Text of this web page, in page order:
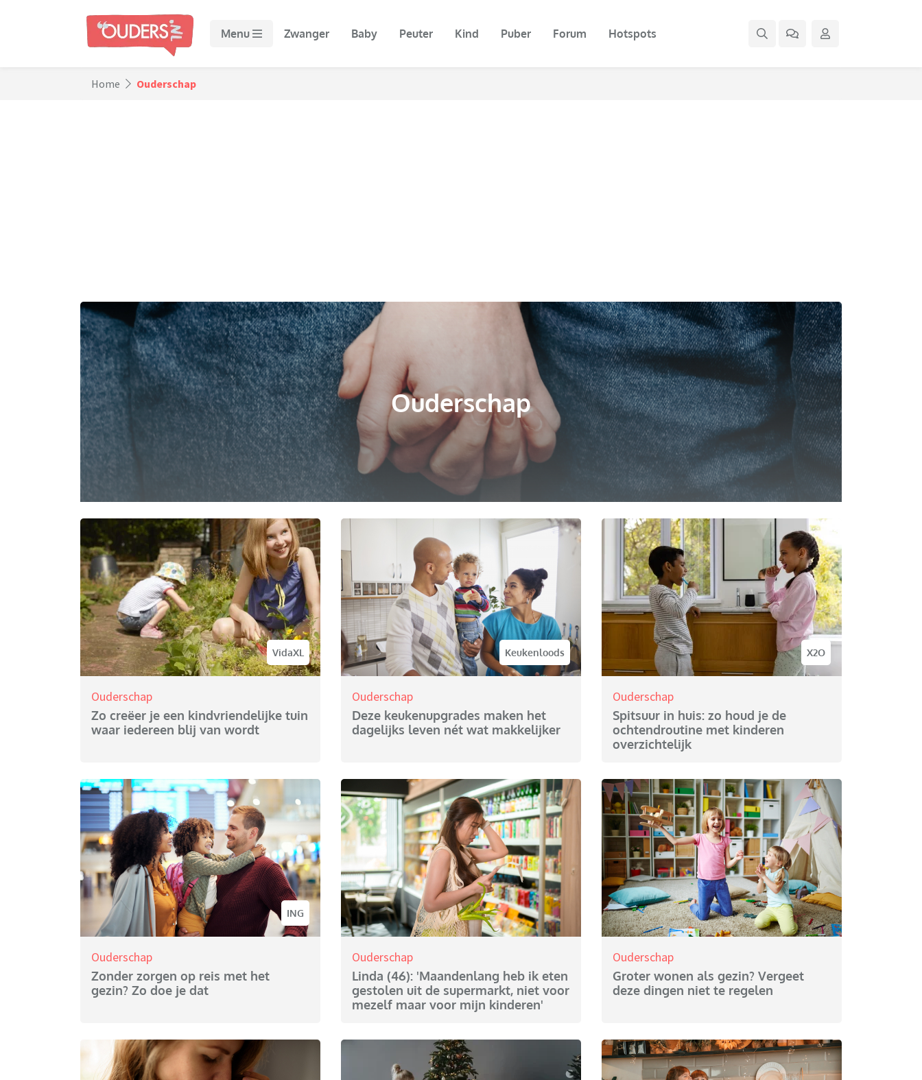
Menu Zwanger Baby Peuter Kind Puber Forum Hotspots
Home Ouderschap
Ouderschap
VidaXL
Ouderschap
Zo creëer je een kindvriendelijke tuin
waar iedereen blij van wordt
Keukenloods
Ouderschap
Deze keukenupgrades maken het
dagelijks leven nét wat makkelijker
X2O
Ouderschap
Spitsuur in huis: zo houd je de
ochtendroutine met kinderen
overzichtelijk
ING
Ouderschap
Zonder zorgen op reis met het
gezin? Zo doe je dat
Ouderschap
Linda (46): 'Maandenlang heb ik eten
gestolen uit de supermarkt, niet voor
mezelf maar voor mijn kinderen'
Ouderschap
Groter wonen als gezin? Vergeet
deze dingen niet te regelen